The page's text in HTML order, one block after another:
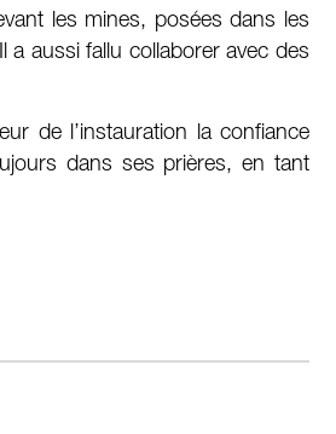
les mines, posées dans les
a aussi fallu collaborer avec des
de l’instauration la confiance
dans ses prières, en tant